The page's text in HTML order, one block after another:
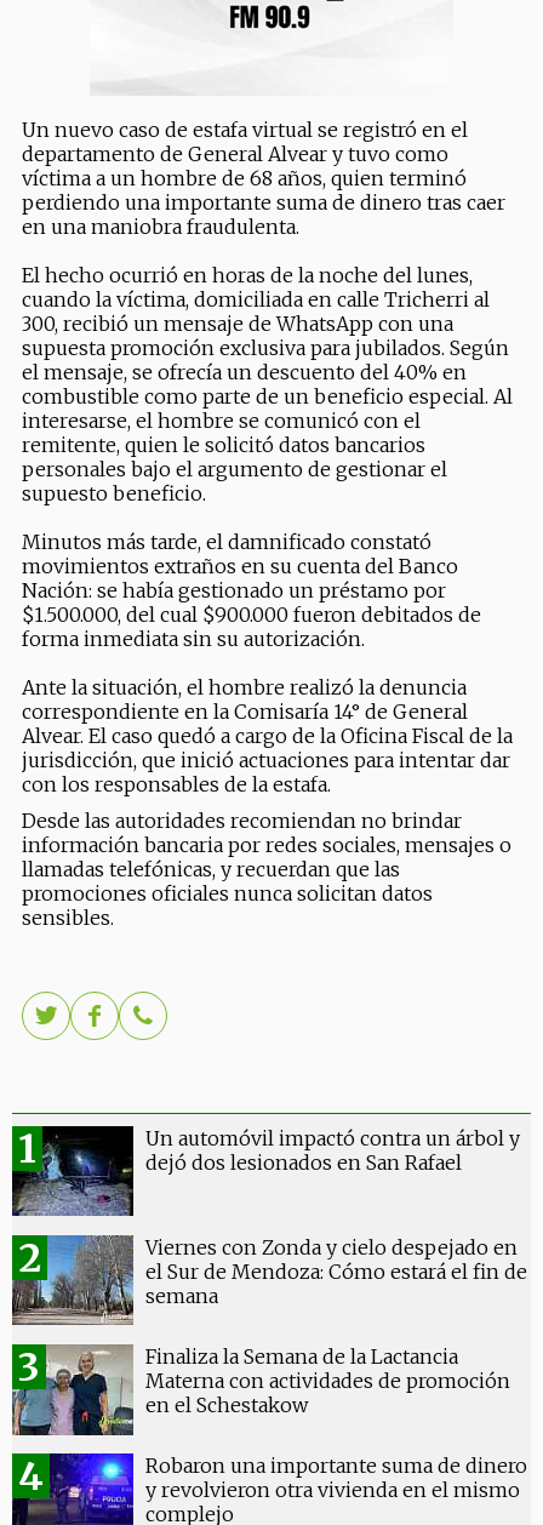
Un nuevo caso de estafa virtual se registró en el
departamento de General Alvear y tuvo como
víctima a un hombre de 68 años, quien terminó
perdiendo una importante suma de dinero tras caer
en una maniobra fraudulenta.
El hecho ocurrió en horas de la noche del lunes,
cuando la víctima, domiciliada en calle Tricherri al
300, recibió un mensaje de WhatsApp con una
supuesta promoción exclusiva para jubilados. Según
el mensaje, se ofrecía un descuento del 40% en
combustible como parte de un beneficio especial. Al
interesarse, el hombre se comunicó con el
remitente, quien le solicitó datos bancarios
personales bajo el argumento de gestionar el
supuesto beneficio.
Minutos más tarde, el damnificado constató
movimientos extraños en su cuenta del Banco
Nación: se había gestionado un préstamo por
$1.500.000, del cual $900.000 fueron debitados de
forma inmediata sin su autorización.
Ante la situación, el hombre realizó la denuncia
correspondiente en la Comisaría 14° de General
Alvear. El caso quedó a cargo de la Oficina Fiscal de la
jurisdicción, que inició actuaciones para intentar dar
con los responsables de la estafa.
Desde las autoridades recomiendan no brindar
información bancaria por redes sociales, mensajes o
llamadas telefónicas, y recuerdan que las
promociones oficiales nunca solicitan datos
sensibles.
Un automóvil impactó contra un árbol y
dejó dos lesionados en San Rafael
Viernes con Zonda y cielo despejado en
el Sur de Mendoza: Cómo estará el fin de
semana
Finaliza la Semana de la Lactancia
Materna con actividades de promoción
en el Schestakow
Robaron una importante suma de dinero
y revolvieron otra vivienda en el mismo
complejo